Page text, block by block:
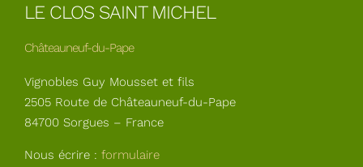
LE CLOS SAINT MICHEL
Châteauneuf-du-Pape
Vignobles Guy Mousset et fils
2505 Route de Châteauneuf-du-Pape
84700 Sorgues – France
Nous écrire : formulaire